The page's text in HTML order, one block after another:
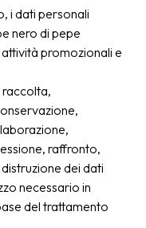
i dati personali
nero di pepe
promozionali e
raccolta,
raffronto,
dei dati
necessario in
del trattamento